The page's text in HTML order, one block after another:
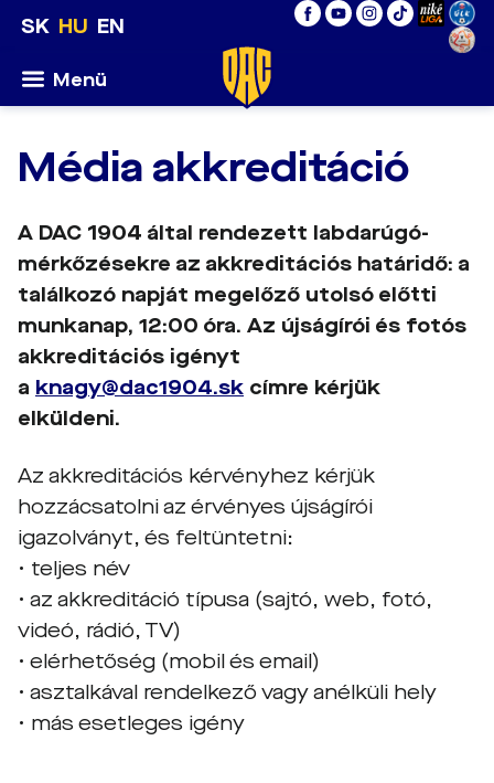
SK HU EN
Menü
Média akkreditáció
A DAC 1904 által rendezett labdarúgó-
mérkőzésekre az akkreditációs határidő: a
találkozó napját megelőző utolsó előtti
munkanap, 12:00 óra. Az újságírói és fotós
akkreditációs igényt
a knagy@dac1904.sk címre kérjük
elküldeni.
Az akkreditációs kérvényhez kérjük
hozzácsatolni az érvényes újságírói
igazolványt, és feltüntetni:
• teljes név
• az akkreditáció típusa (sajtó, web, fotó,
videó, rádió, TV)
• elérhetőség (mobil és email)
• asztalkával rendelkező vagy anélküli hely
• más esetleges igény